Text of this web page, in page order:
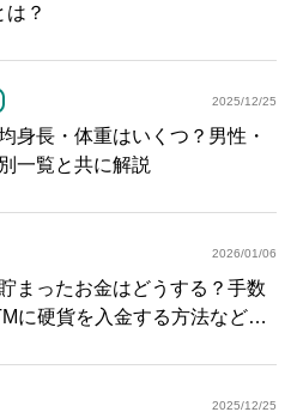
は？
2025/12/25
身長・体重はいくつ？男性・
一覧と共に解説
2026/01/06
まったお金はどうする？手数
に硬貨を入金する方法など紹
2025/12/25